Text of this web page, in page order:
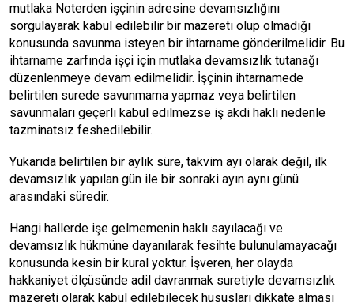
mutlaka Noterden işçinin adresine devamsızlığını
sorgulayarak kabul edilebilir bir mazereti olup olmadığı
konusunda savunma isteyen bir ihtarname gönderilmelidir. Bu
ihtarname zarfında işçi için mutlaka devamsızlık tutanağı
düzenlenmeye devam edilmelidir. İşçinin ihtarnamede
belirtilen surede savunmama yapmaz veya belirtilen
savunmaları geçerli kabul edilmezse iş akdi haklı nedenle
tazminatsız feshedilebilir.
Yukarıda belirtilen bir aylık süre, takvim ayı olarak değil, ilk
devamsızlık yapılan gün ile bir sonraki ayın aynı günü
arasındaki süredir.
Hangi hallerde işe gelmemenin haklı sayılacağı ve
devamsızlık hükmüne dayanılarak fesihte bulunulamayacağı
konusunda kesin bir kural yoktur. İşveren, her olayda
hakkaniyet ölçüsünde adil davranmak suretiyle devamsızlık
mazereti olarak kabul edilebilecek hususları dikkate alması